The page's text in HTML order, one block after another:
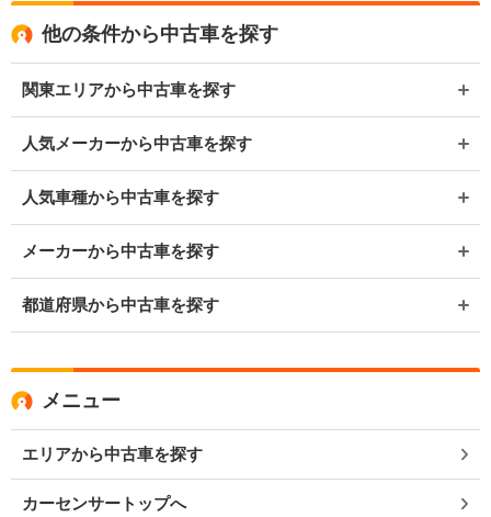
他の条件から中古車を探す
関東エリアから中古車を探す
人気メーカーから中古車を探す
人気車種から中古車を探す
メーカーから中古車を探す
都道府県から中古車を探す
メニュー
エリアから中古車を探す
カーセンサートップへ